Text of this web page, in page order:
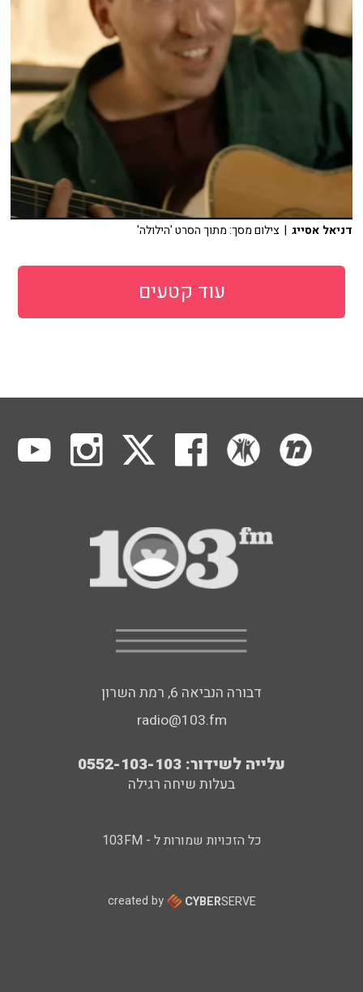
דניאל אסייג | צילום מסך: מתוך הסרט 'הילולה'
עוד קטעים
דבורה הנביאה 6, רמת השרון
radio@103.fm
עלייה לשידור: 0552-103-103
בעלות שיחה רגילה
כל הזכויות שמורות ל - 103FM
created by CYBERSERVE